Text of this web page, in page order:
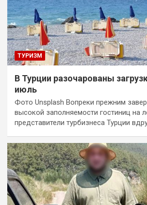
ТУРИЗМ
В Турции разочарованы
июль
Фото Unsplash Вопреки прежним
высокой заполняемости гостиниц на
представители турбизнеса Турции